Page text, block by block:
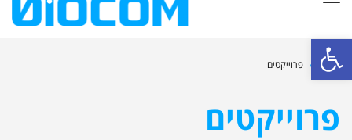
פתח סרגל נגישות
ראשי » פרוייקטים
פרוייקטים